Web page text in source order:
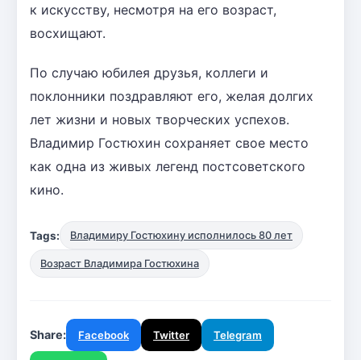
к искусству, несмотря на его возраст,
восхищают.
По случаю юбилея друзья, коллеги и
поклонники поздравляют его, желая долгих
лет жизни и новых творческих успехов.
Владимир Гостюхин сохраняет свое место
как одна из живых легенд постсоветского
кино.
Tags: Владимиру Гостюхину исполнилось 80 лет
Возраст Владимира Гостюхина
Share: Facebook Twitter Telegram